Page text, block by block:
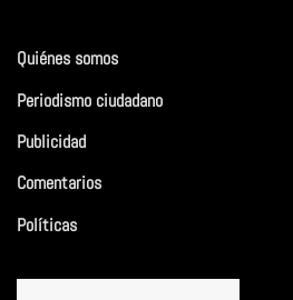
Quiénes somos
Periodismo ciudadano
Publicidad
Comentarios
Políticas